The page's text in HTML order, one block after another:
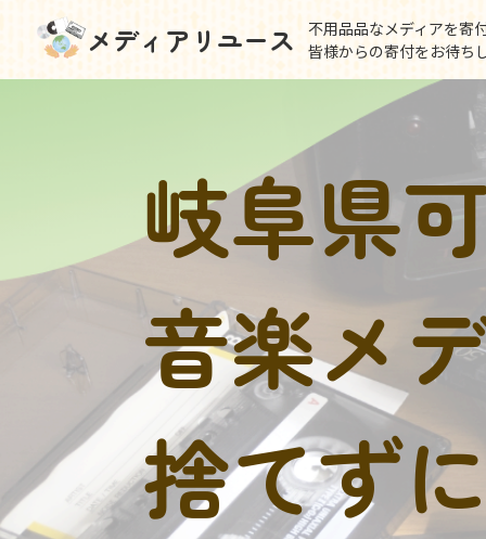
メディアリユース
不用品品なメディアを寄
皆様からの寄付をお待ち
岐阜県
音楽メ
捨てず